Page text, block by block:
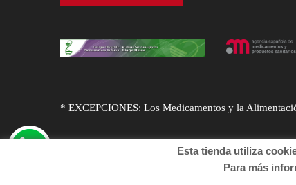
* EXCEPCIONES: Los Medicamentos y la
Esta tienda utiliza cookies
Para más